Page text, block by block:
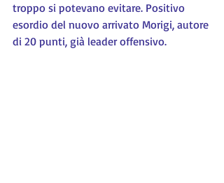
troppo si potevano evitare. Positivo
esordio del nuovo arrivato Morigi, autore
di 20 punti, già leader offensivo.